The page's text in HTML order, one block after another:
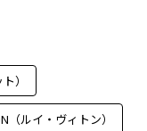
）
（ルイ・ヴィトン）